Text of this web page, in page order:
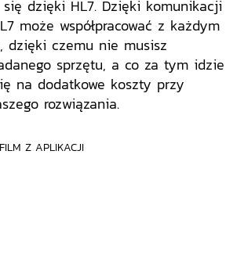
dzięki HL7. Dzięki komunikacji
może współpracować z każdym
, dzięki czemu nie musisz
sprzętu, a co za tym idzie
na dodatkowe koszty przy
rozwiązania.
Z APLIKACJI